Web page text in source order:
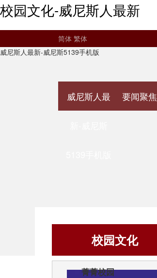
校园文化-威尼斯人最新
简体 繁体
威尼斯人最新-威尼斯5139手机版
威尼斯人最 要闻聚焦
校园文化
菁菁校园